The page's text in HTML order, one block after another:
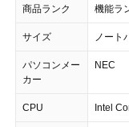
商品ランク 機能ラ
サイズ ノート
パソコンメー
カー
NEC
CPU Intel